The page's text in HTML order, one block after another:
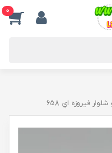
0
فیروزه اي 658